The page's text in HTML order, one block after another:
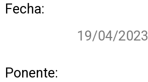
Fecha:
19/04/2023
Ponente: